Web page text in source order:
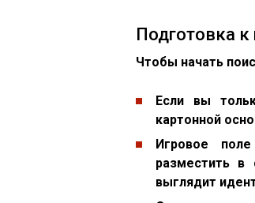
Подготовка к
Чтобы начать
Если вы
картонной
Игровое
разместить
выглядит